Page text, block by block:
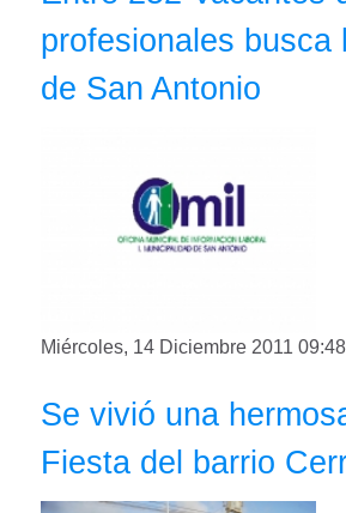
profesionales busca
de San Antonio
Miércoles, 14 Diciembre 2011 09:48
Se vivió una
Fiesta del barrio